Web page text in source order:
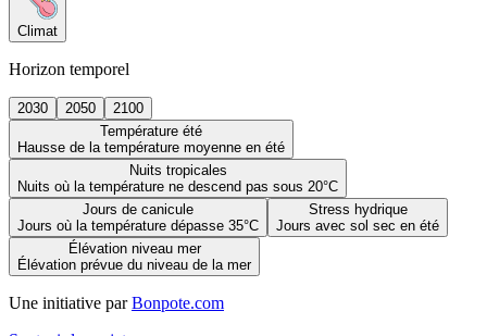
Climat
Horizon temporel
2030 2050
2100
Température été
Hausse de la température moyenne en été
Nuits tropicales
Nuits où la température ne descend pas sous 20°C
Jours de canicule
Jours où la température dépasse 35°C
Stress hydrique
Jours avec sol sec en été
Élévation niveau mer
Élévation prévue du niveau de la mer
Une initiative par Bonpote.com